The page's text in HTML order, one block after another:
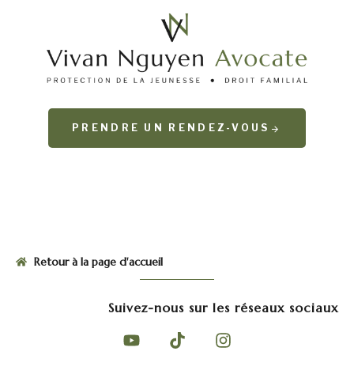
PRENDRE UN RENDEZ-VOUS
Retour à la page d'accueil
Suivez-nous sur les réseaux sociaux